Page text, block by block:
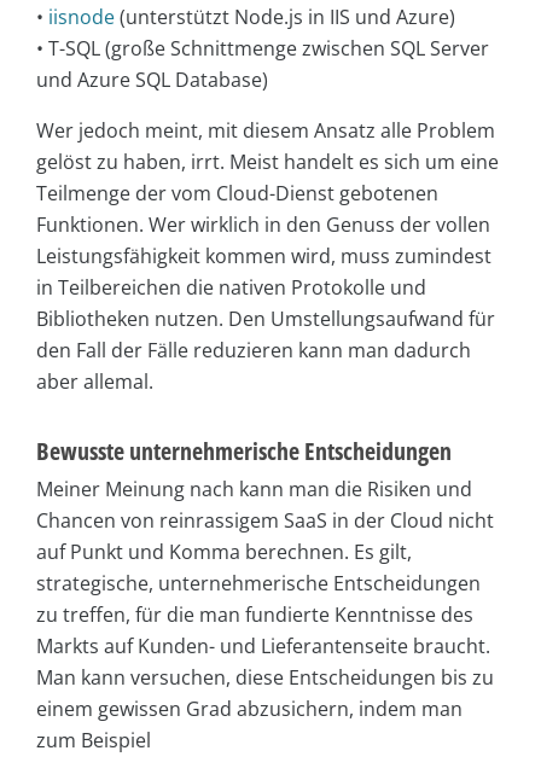
• iisnode(unterstützt Node.js in IIS und Azure)
• T-SQL (große Schnittmenge zwischen SQL Server
und Azure SQL Database)
Wer jedoch meint, mit diesem Ansatz alle Problem
gelöst zu haben, irrt. Meist handelt es sich um eine
Teilmenge der vom Cloud-Dienst gebotenen
Funktionen. Wer wirklich in den Genuss der vollen
Leistungsfähigkeit kommen wird, muss zumindest
in Teilbereichen die nativen Protokolle und
Bibliotheken nutzen. Den Umstellungsaufwand für
den Fall der Fälle reduzieren kann man dadurch
aber allemal.
Bewusste unternehmerische Entscheidungen
Meiner Meinung nach kann man die Risiken und
Chancen von reinrassigem SaaS in der Cloud nicht
auf Punkt und Komma berechnen. Es gilt,
strategische, unternehmerische Entscheidungen
zu treffen, für die man fundierte Kenntnisse des
Markts auf Kunden- und Lieferantenseite braucht.
Man kann versuchen, diese Entscheidungen bis zu
einem gewissen Grad abzusichern, indem man
zum Beispiel